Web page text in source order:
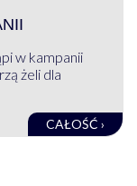
w kampanii
żeli dla
CAŁOŚĆ ›